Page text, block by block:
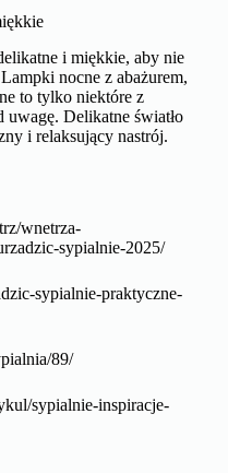
i miękkie, aby nie
nocne z abażurem,
to tylko niektóre z
Delikatne światło
i relaksujący nastrój.
wnetrza-
sypialnie-2025/
sypialnie-praktyczne-
89/
sypialnie-inspiracje-